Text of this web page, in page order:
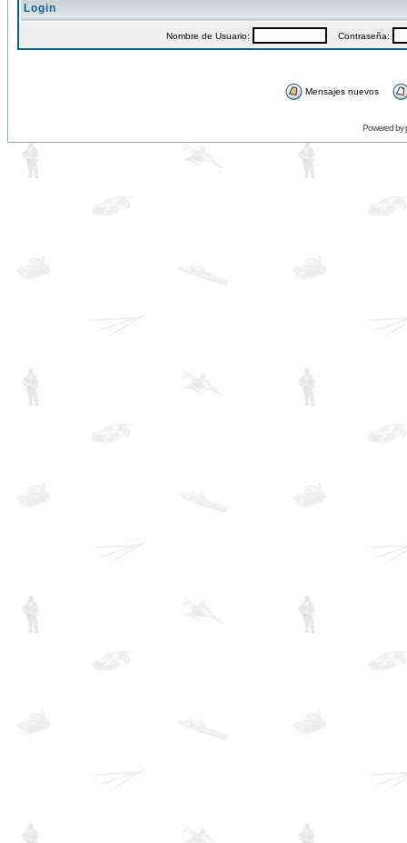
Login
Nombre de Usuario: Contraseña:
Mensajes nuevos
Powered by